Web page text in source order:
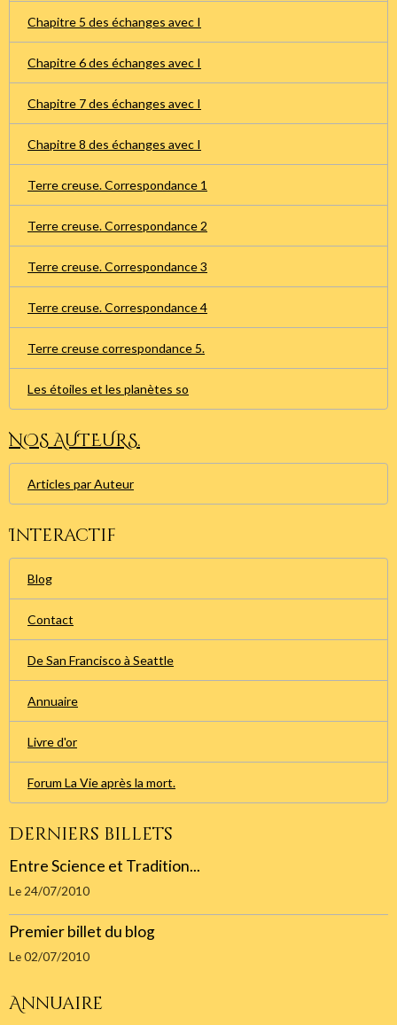
Chapitre 5 des échanges avec I
Chapitre 6 des échanges avec I
Chapitre 7 des échanges avec I
Chapitre 8 des échanges avec I
Terre creuse. Correspondance 1
Terre creuse. Correspondance 2
Terre creuse. Correspondance 3
Terre creuse. Correspondance 4
Terre creuse correspondance 5.
Les étoiles et les planètes so
NOS AUTEURS.
Articles par Auteur
Interactif
Blog
Contact
De San Francisco à Seattle
Annuaire
Livre d'or
Forum La Vie après la mort.
Derniers billets
Entre Science et Tradition...
Le 24/07/2010
Premier billet du blog
Le 02/07/2010
Annuaire